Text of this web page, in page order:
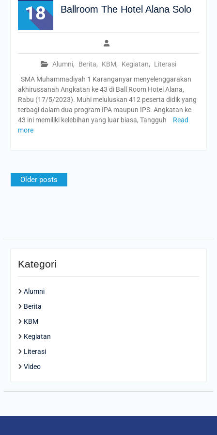
18 Ballroom The Hotel Alana Solo
Alumni, Berita, KBM, Kegiatan,
Literasi
SMA Muhammadiyah 1 Karanganyar menyelenggarakan
akhirussanah Angkatan ke 43 di Ball Room Hotel Alana,
Rabu (17/5/2023). Muhi meluluskan 412 peserta didik yang
terbagi dalam dua program IPA maupun IPS. Angkatan ke
43 ini memiliki kelebihan yang luar biasa, Tangguh
Read
more
Posts
navigation
Older posts
Kategori
Alumni
Berita
KBM
Kegiatan
Literasi
Video